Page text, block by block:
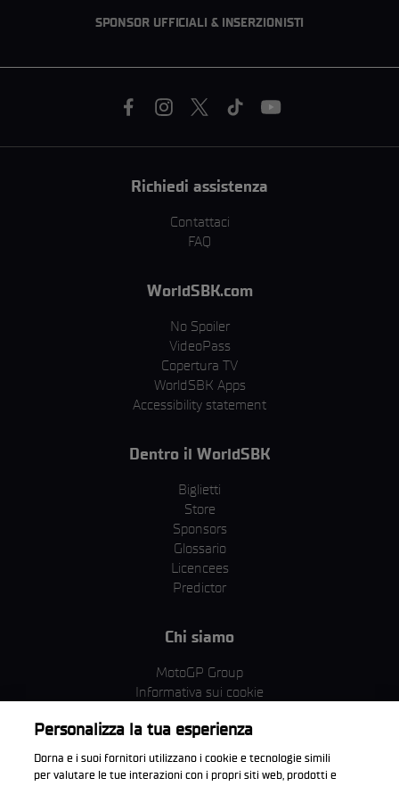
SPONSOR UFFICIALI & INSERZIONISTI
Richiedi assistenza
Contattaci
FAQ
WorldSBK.com
No Spoiler
VideoPass
Copertura TV
WorldSBK Apps
Accessibility statement
Dentro il WorldSBK
Biglietti
Store
Sponsors
Glossario
Licencees
Predictor
Chi siamo
MotoGP Group
Informativa sui cookie
Corporate & ESG
Condizioni della Privacy
Condizioni di acquisto
Personalizza la tua esperienza
Dorna e i suoi fornitori utilizzano i cookie e tecnologie simili
per valutare le tue interazioni con i propri siti web, prodotti e